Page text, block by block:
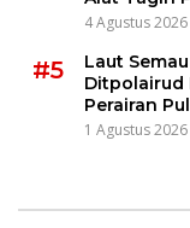
4 Agustus
#5
Laut
Ditpolairud
Perairan
1 Agustus